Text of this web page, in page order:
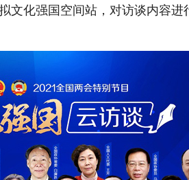
化强国空间站，对访谈内容进